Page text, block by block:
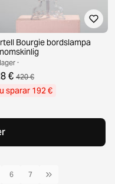
Bourgie bordslampa
·
€ 420 €
sparar 192 €
6 7